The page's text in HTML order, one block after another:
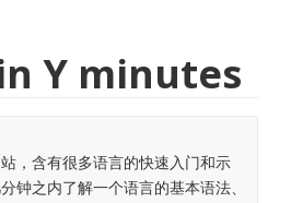
Y minutes
，含有很多语言的快速入门和示
钟之内了解一个语言的基本语法、